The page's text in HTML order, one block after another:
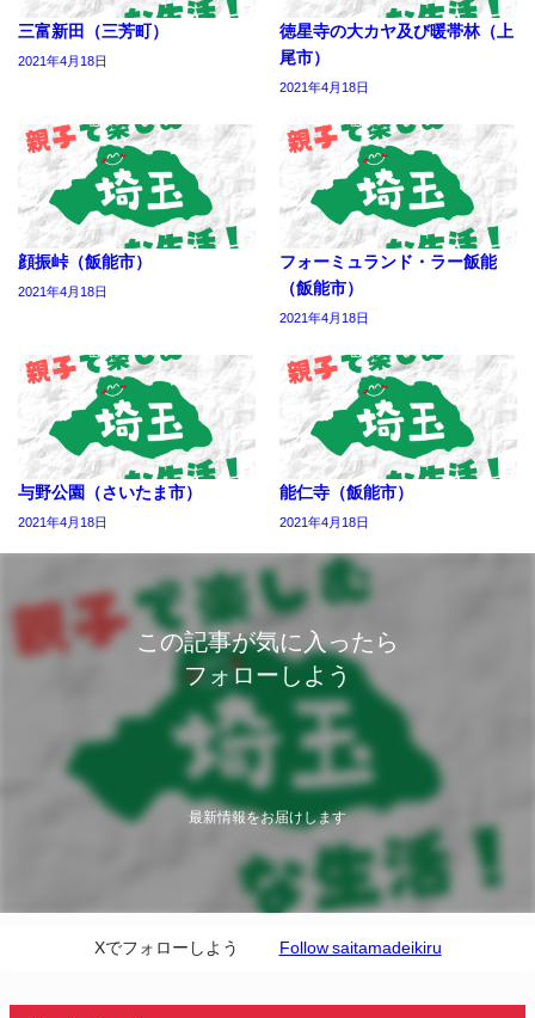
三富新田（三芳町）
2021年4月18日
徳星寺の大カヤ及び暖帯林（上
尾市）
2021年4月18日
顔振峠（飯能市）
2021年4月18日
フォーミュランド・ラー飯能
（飯能市）
2021年4月18日
与野公園（さいたま市）
2021年4月18日
能仁寺（飯能市）
2021年4月18日
この記事が気に入ったら
フォローしよう
最新情報をお届けします
Xでフォローしよう Follow saitamadeikiru